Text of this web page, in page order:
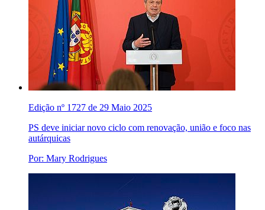
Edição nº 1727 de 29 Maio 2025
PS deve iniciar novo ciclo com renovação, união e foco nas
autárquicas
Por: Mary Rodrigues